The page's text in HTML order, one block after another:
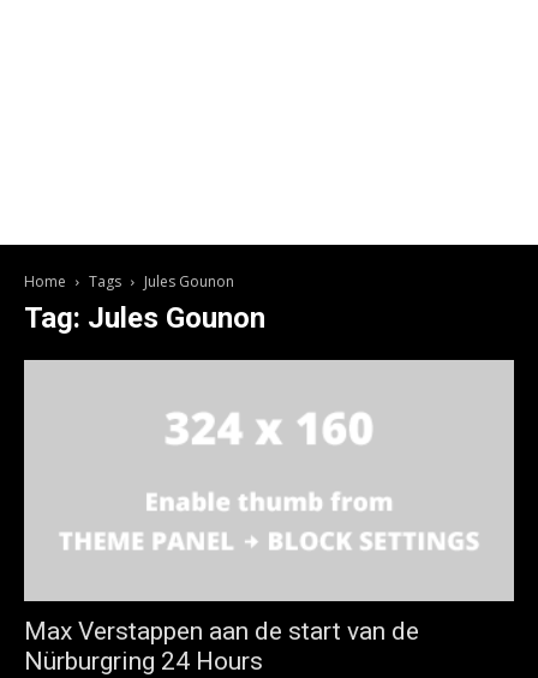
Home Tags Jules Gounon
Tag: Jules Gounon
Max Verstappen aan de start van de
Nürburgring 24 Hours